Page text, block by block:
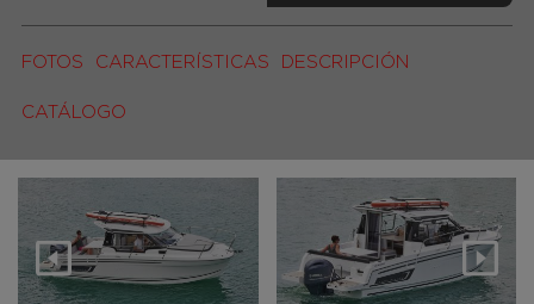
FOTOS CARACTERÍSTICAS DESCRIPCIÓN
CATÁLOGO